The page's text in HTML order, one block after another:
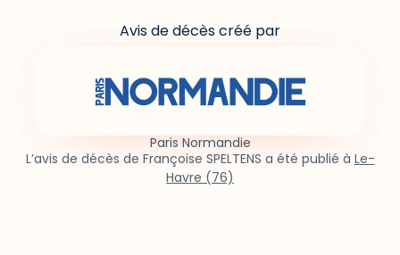
Avis de décès créé par
Paris Normandie
L’avis de décès de Françoise SPELTENS a été publié à Le-
Havre (76)